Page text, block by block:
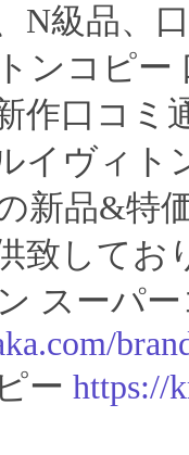
N級品、
ンコピー
作口コ
イヴィト
新品&特
致してお
スーパ
ー https://